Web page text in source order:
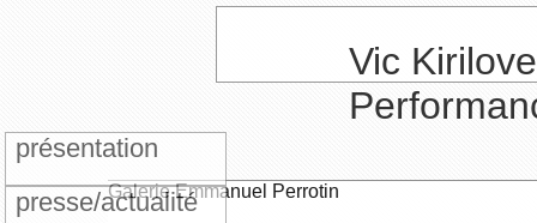
présentation
presse/actualité
Vic
Galerie Emmanuel Perrotin